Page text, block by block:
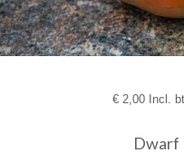
€2,00 Incl.
Dwarf